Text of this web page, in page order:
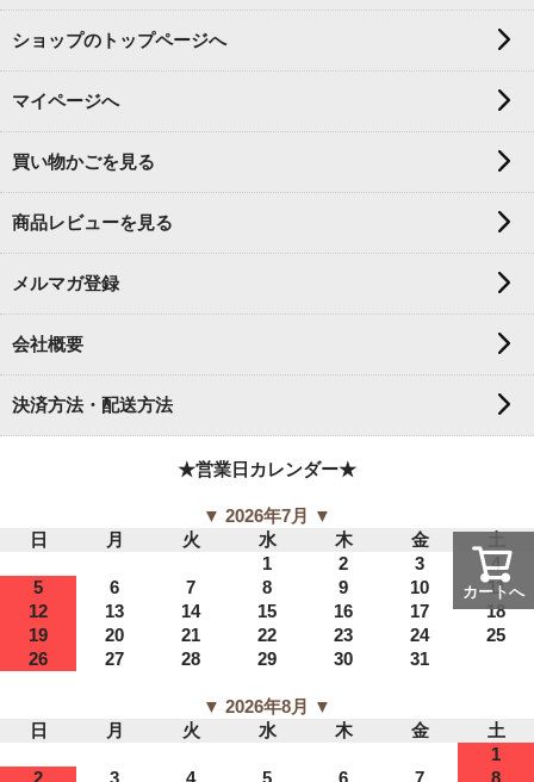
カートへ
ショップのトップページへ
マイページへ
買い物かごを見る
商品レビューを見る
メルマガ登録
会社概要
決済方法・配送方法
★営業日カレンダー★
▼ 2026年7月 ▼
日
月 火 水 木 金
1
2 3
4
5
6 7 8 9 10
11
12
13 14 15 16 17
18
19
20 21 22 23 24
25
26
27 28 29 30 31
▼ 2026年8月 ▼
日
月 火 水 木 金
土
1